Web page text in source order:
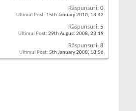
Răspunsuri: 0
Ultimul Post: 15th January 2010, 13:42
Răspunsuri: 5
Ultimul Post: 29th August 2008, 23:19
Răspunsuri: 8
Ultimul Post: 5th January 2008, 18:56